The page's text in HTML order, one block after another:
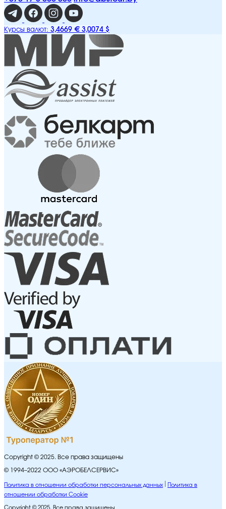
Курсы валют: 3,4669 € 3,0074 $
Copyright © 2025. Все права защищены
© 1994–2022 ООО «АЭРОБЕЛСЕРВИС»
Политика в отношении обработки персональных данных
Политика в
отношении обработки Cookie
Copyright © 2025. Все права защищены